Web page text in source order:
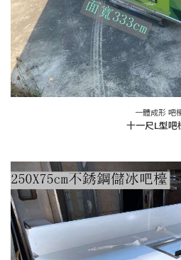
一體成形 吧
十一尺L型吧